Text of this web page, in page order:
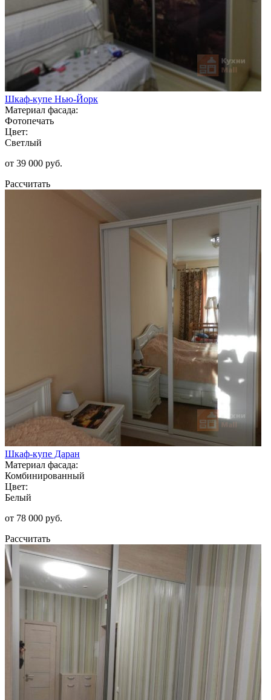
Шкаф-купе Нью-Йорк
Материал фасада:
Фотопечать
Цвет:
Светлый
от 39 000 руб.
Рассчитать
Шкаф-купе Даран
Материал фасада:
Комбинированный
Цвет:
Белый
от 78 000 руб.
Рассчитать